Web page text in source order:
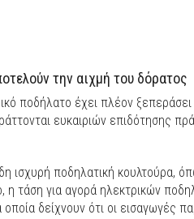
την αιχμή του δόρατος
ποδήλατο έχει πλέον ξεπεράσει
ευκαιριών επιδότησης
ισχυρή ποδηλατική κουλτούρα,
η τάση για αγορά ηλεκτρικών
δείχνουν ότι οι εισαγωγές